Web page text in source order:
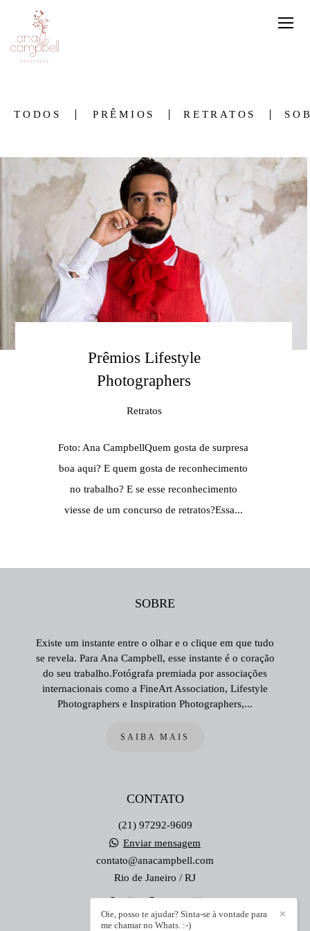
TODOS PRÊMIOS RETRATOS
Prêmios Lifestyle
Photographers
Retratos
Foto: Ana CampbellQuem gosta de surpresa
boa aqui? E quem gosta de reconhecimento
no trabalho? E se esse reconhecimento
viesse de um concurso de retratos?Essa...
SOBRE
Existe um instante entre o olhar e o clique em que tudo
se revela. Para Ana Campbell, esse instante é o coração
do seu trabalho.Fotógrafa premiada por associações
internacionais como a FineArt Association, Lifestyle
Photographers e Inspiration Photographers,...
SAIBA MAIS
CONTATO
(21) 97292-9609
Enviar mensagem
contato@anacampbell.com
Rio de Janeiro / RJ
✕
Oie, posso te ajudar? Sinta-se à vontade para
me chamar no Whats. :-)